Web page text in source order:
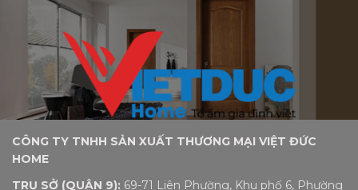
CÔNG TY TNHH SẢN XUẤT THƯƠNG MẠI VIỆT ĐỨC
HOME
TRỤ SỞ (QUẬN 9): 69-71 Liên Phường, Khu phố 6, Phường